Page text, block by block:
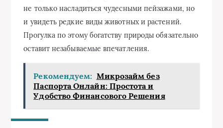
не только насладиться чудесными пейзажами, но
и увидеть редкие виды животных и растений.
Прогулка по этому богатству природы обязательно
оставит незабываемые впечатления.
Рекомендуем: Микрозайм без
Паспорта Онлайн: Простота и
Удобство Финансового Решения